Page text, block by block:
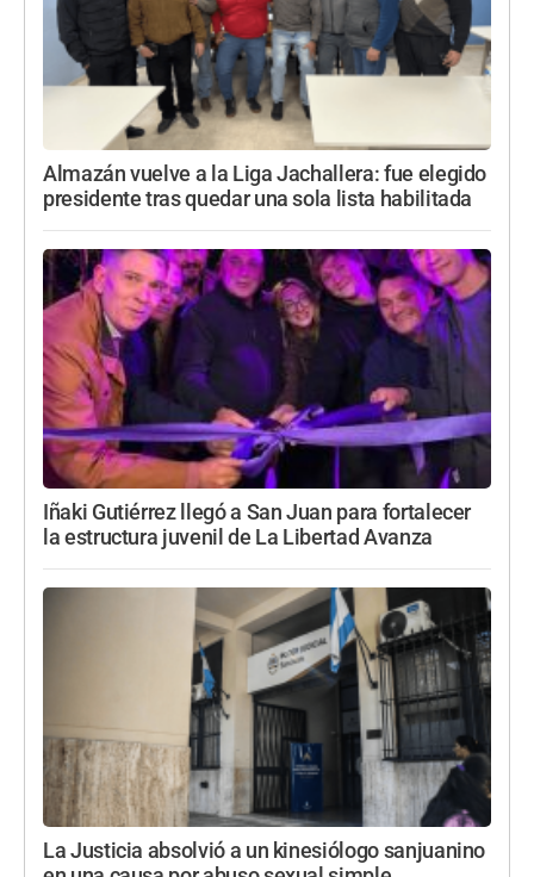
Almazán vuelve a la Liga Jachallera: fue elegido
presidente tras quedar una sola lista habilitada
Iñaki Gutiérrez llegó a San Juan para fortalecer
la estructura juvenil de La Libertad Avanza
La Justicia absolvió a un kinesiólogo sanjuanino